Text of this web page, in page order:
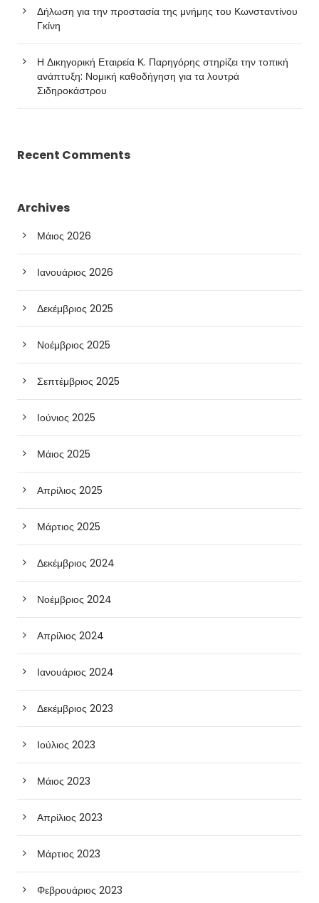
Δήλωση για την προστασία της μνήμης του Κωνσταντίνου
Γκίνη
Η Δικηγορική Εταιρεία Κ. Παρηγόρης στηρίζει την τοπική
ανάπτυξη: Νομική καθοδήγηση για τα λουτρά
Σιδηροκάστρου
Recent Comments
Archives
Μάιος 2026
Ιανουάριος 2026
Δεκέμβριος 2025
Νοέμβριος 2025
Σεπτέμβριος 2025
Ιούνιος 2025
Μάιος 2025
Απρίλιος 2025
Μάρτιος 2025
Δεκέμβριος 2024
Νοέμβριος 2024
Απρίλιος 2024
Ιανουάριος 2024
Δεκέμβριος 2023
Ιούλιος 2023
Μάιος 2023
Απρίλιος 2023
Μάρτιος 2023
Φεβρουάριος 2023